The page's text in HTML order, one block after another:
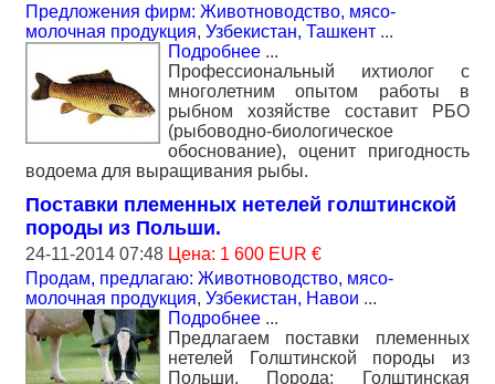
Предложения фирм: Животноводство, мясо-
молочная продукция, Узбекистан, Ташкент ...
Подробнее ...
Профессиональный ихтиолог с
многолетним опытом работы в
рыбном хозяйстве составит РБО
(рыбоводно-биологическое
обоснование), оценит пригодность
водоема для выращивания рыбы.
Поставки племенных нетелей голштинской
породы из Польши.
24-11-2014 07:48 Цена: 1 600 EUR €
Продам, предлагаю: Животноводство, мясо-
молочная продукция, Узбекистан, Навои ...
Подробнее ...
Предлагаем поставки племенных
нетелей Голштинской породы из
Польши. Порода: Голштинская